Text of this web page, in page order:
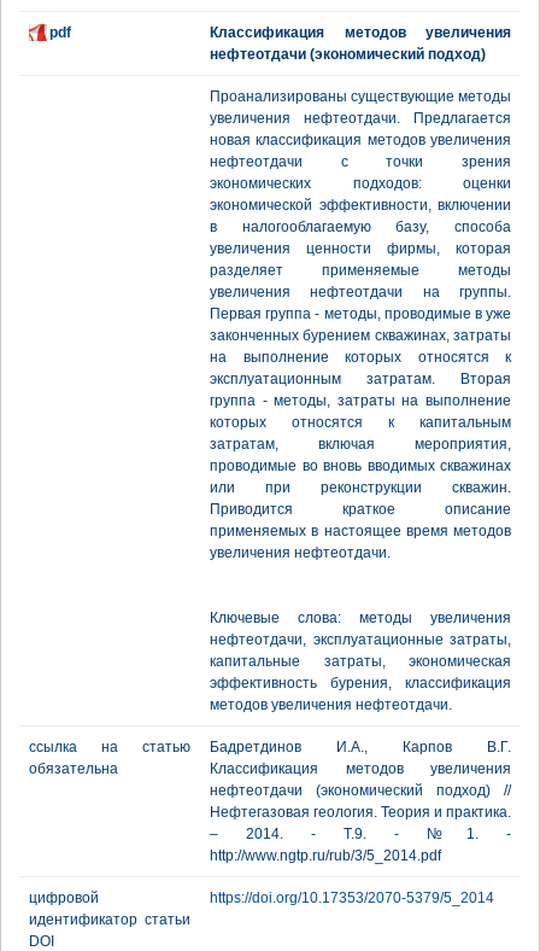
pdf
Классификация методов увеличения
нефтеотдачи (экономический подход)
Проанализированы существующие методы
увеличения нефтеотдачи. Предлагается
новая классификация методов увеличения
нефтеотдачи с точки зрения
экономических подходов: оценки
экономической эффективности, включении
в налогооблагаемую базу, способа
увеличения ценности фирмы, которая
разделяет применяемые методы
увеличения нефтеотдачи на группы.
Первая группа - методы, проводимые в уже
законченных бурением скважинах, затраты
на выполнение которых относятся к
эксплуатационным затратам. Вторая
группа - методы, затраты на выполнение
которых относятся к капитальным
затратам, включая мероприятия,
проводимые во вновь вводимых скважинах
или при реконструкции скважин.
Приводится краткое описание
применяемых в настоящее время методов
увеличения нефтеотдачи.
Ключевые слова: методы увеличения
нефтеотдачи, эксплуатационные затраты,
капитальные затраты, экономическая
эффективность бурения, классификация
методов увеличения нефтеотдачи.
ссылка на статью
обязательна
Бадретдинов И.А., Карпов В.Г.
Классификация методов увеличения
нефтеотдачи (экономический подход) //
Нефтегазовая геология. Теория и практика.
– 2014. - Т.9. - №1. -
http://www.ngtp.ru/rub/3/5_2014.pdf
цифровой
идентификатор статьи
DOI
https://doi.org/10.17353/2070-5379/5_2014